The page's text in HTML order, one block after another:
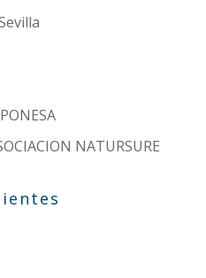
NATURSURE